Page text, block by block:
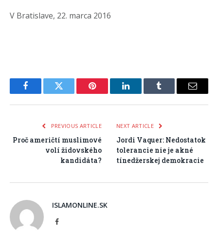
V Bratislave, 22. marca 2016
FacebookTwitter Pinterest LinkedInTumblr Email
PREVIOUS ARTICLE
Proč američtí muslimové
volí židovského
kandidáta?
NEXT ARTICLE
Jordi Vaquer: Nedostatok
tolerancie nie je akné
tínedžerskej demokracie
ISLAMONLINE.SK
Facebook